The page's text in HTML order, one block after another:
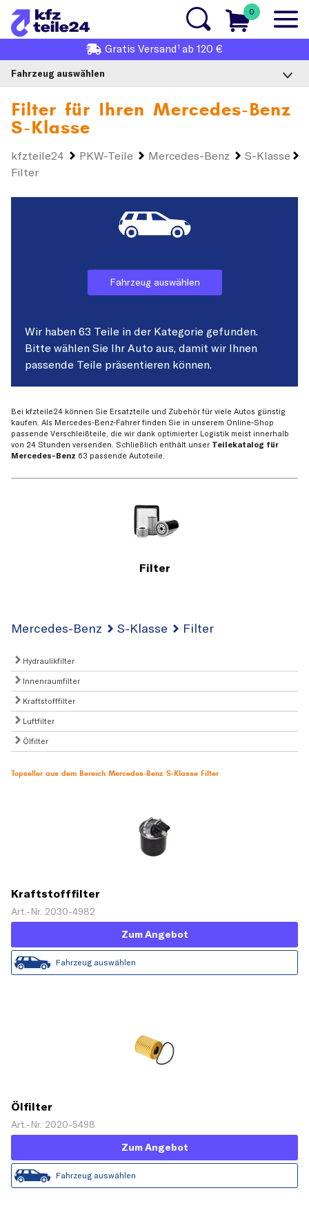
0
Gratis Versand1 ab 120 €
Fahrzeug auswählen
Filter für Ihren Mercedes-Benz
S-Klasse
kfzteile24 PKW-Teile Mercedes-Benz
S-Klasse
Filter
Fahrzeug auswählen
Wir haben 63 Teile in der Kategorie gefunden.
Bitte wählen Sie Ihr Auto aus, damit wir Ihnen
passende Teile präsentieren können.
Bei kfzteile24 können Sie Ersatzteile und Zubehör für viele Autos günstig
kaufen. Als Mercedes-Benz-Fahrer finden Sie in unserem Online-Shop
passende Verschleißteile, die wir dank optimierter Logistik meist innerhalb
von 24 Stunden versenden. Schließlich enthält unser Teilekatalog für
Mercedes-Benz 63 passende Autoteile.
Filter
Mercedes-Benz S-Klasse Filter
Hydraulikfilter
Innenraumfilter
Kraftstofffilter
Luftfilter
Ölfilter
Topseller aus dem Bereich Mercedes-Benz S-Klasse Filter
Kraftstofffilter
Art.-Nr. 2030-4982
Zum Angebot
Fahrzeug auswählen
Ölfilter
Art.-Nr. 2020-5498
Zum Angebot
Fahrzeug auswählen